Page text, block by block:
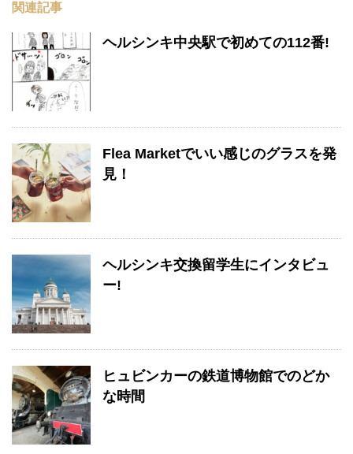
関連記事
ヘルシンキ中央駅で初めての112番!
Flea Marketでいい感じのグラスを発
見！
ヘルシンキ交換留学生にインタビュ
ー!
ヒュビンカーの鉄道博物館でのどか
な時間